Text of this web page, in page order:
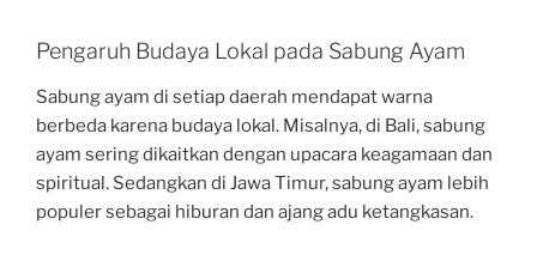
Pengaruh Budaya Lokal pada Sabung Ayam
Sabung ayam di setiap daerah mendapat warna
berbeda karena budaya lokal. Misalnya, di Bali, sabung
ayam sering dikaitkan dengan upacara keagamaan dan
spiritual. Sedangkan di Jawa Timur, sabung ayam lebih
populer sebagai hiburan dan ajang adu ketangkasan.